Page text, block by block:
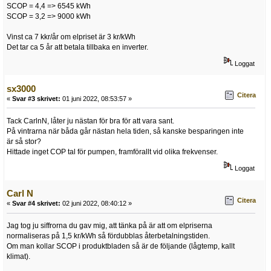
SCOP = 4,4 => 6545 kWh
SCOP = 3,2 => 9000 kWh
Vinst ca 7 kkr/år om elpriset är 3 kr/kWh
Det tar ca 5 år att betala tillbaka en inverter.
Loggat
sx3000
« Svar #3 skrivet: 01 juni 2022, 08:53:57 » Citera
Tack CarlnN, låter ju nästan för bra för att vara sant.
På vintrarna när båda går nästan hela tiden, så kanske besparingen inte
är så stor?
Hittade inget COP tal för pumpen, framförallt vid olika frekvenser.
Loggat
Carl N
« Svar #4 skrivet: 02 juni 2022, 08:40:12 » Citera
Jag tog ju siffrorna du gav mig, att tänka på är att om elpriserna
normaliseras på 1,5 kr/kWh så fördubblas återbetalningstiden.
Om man kollar SCOP i produktbladen så är de följande (lågtemp, kallt
klimat).